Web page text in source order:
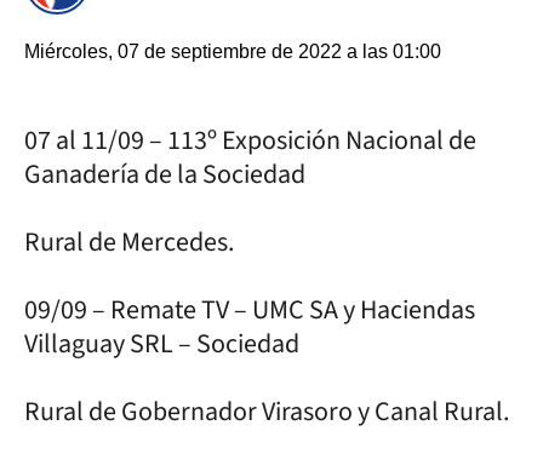
Miércoles, 07 de septiembre de 2022 a las 01:00
07 al 11/09 – 113º Exposición Nacional de
Ganadería de la Sociedad
Rural de Mercedes.
09/09 – Remate TV – UMC SA y Haciendas
Villaguay SRL – Sociedad
Rural de Gobernador Virasoro y Canal Rural.